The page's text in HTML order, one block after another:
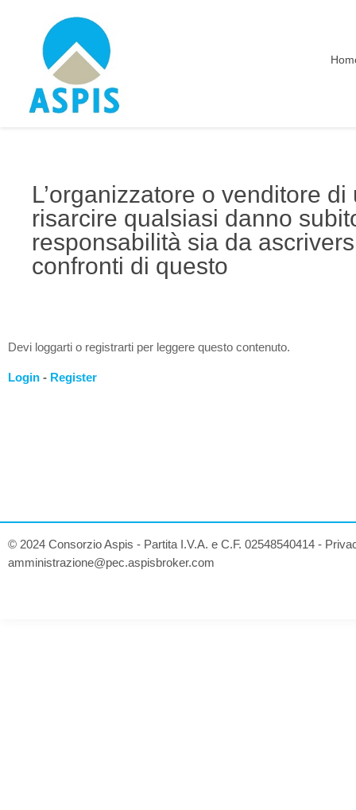
L’organizzatore o venditore
risarcire qualsiasi danno
responsabilità sia da
confronti di questo
Devi loggarti o registrarti per leggere questo contenuto.
Login - Register
© 2024 Consorzio Aspis - Partita I.V.A. e C.F. 02548540414 -
amministrazione@pec.aspisbroker.com